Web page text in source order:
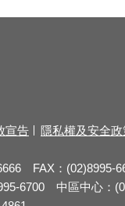
宣告 隱私權及安全政
FAX：(02)8995-
6700 中區中心：